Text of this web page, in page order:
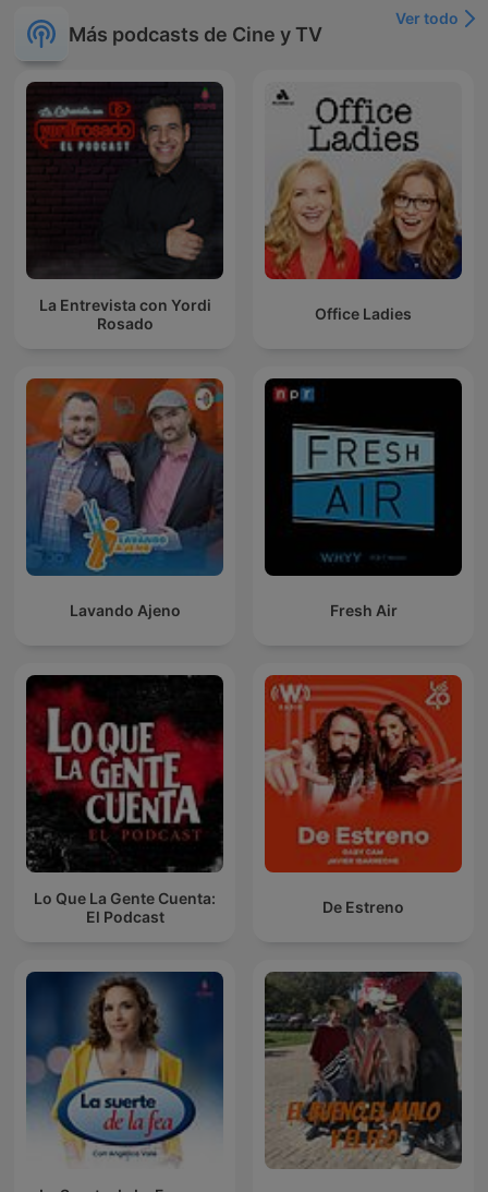
Más podcasts de Cine y TV
Ver todo
La Entrevista con Yordi
Rosado
Office Ladies
Lavando Ajeno Fresh Air
Lo Que La Gente Cuenta:
El Podcast
De Estreno